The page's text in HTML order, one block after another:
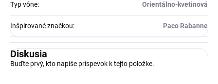
Typ vône: Orientálno-kvetinová
Inšpirované značkou: Paco Rabanne
Diskusia
Buďte prvý, kto napíše príspevok k tejto položke.